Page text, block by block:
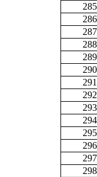
285
286
287
288
289
290
291
292
293
294
295
296
297
298